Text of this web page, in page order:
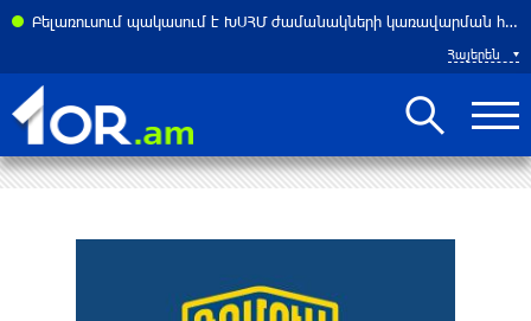
Բելառուսում պակասում է ԽՍՀՄ ժամանակների կառավարման համակարգը․ Լուկաշենկո
Հայերեն